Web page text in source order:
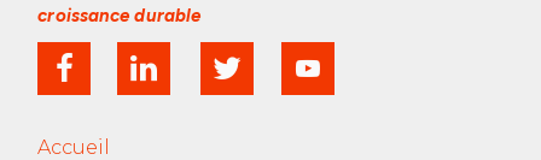
croissance durable
Accueil